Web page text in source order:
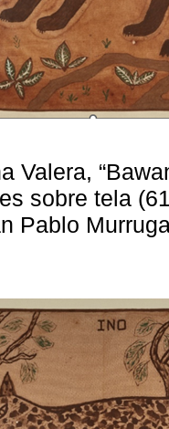
Valera,
sobre tela
Pablo